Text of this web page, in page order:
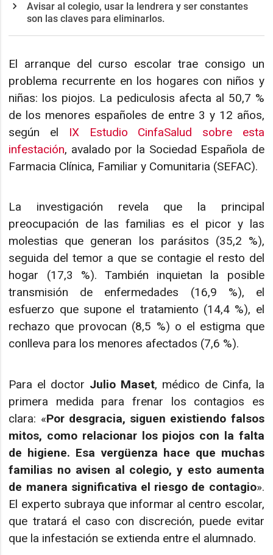
Avisar al colegio, usar la lendrera y ser constantes
son las claves para eliminarlos.
El arranque del curso escolar trae consigo un
problema recurrente en los hogares con niños y
niñas: los piojos. La pediculosis afecta al 50,7 %
de los menores españoles de entre 3 y 12 años,
según el IX Estudio CinfaSalud sobre esta
infestación, avalado por la Sociedad Española de
Farmacia Clínica, Familiar y Comunitaria (SEFAC).
La investigación revela que la principal
preocupación de las familias es el picor y las
molestias que generan los parásitos (35,2 %),
seguida del temor a que se contagie el resto del
hogar (17,3 %). También inquietan la posible
transmisión de enfermedades (16,9 %), el
esfuerzo que supone el tratamiento (14,4 %), el
rechazo que provocan (8,5 %) o el estigma que
conlleva para los menores afectados (7,6 %).
Para el doctor Julio Maset, médico de Cinfa, la
primera medida para frenar los contagios es
clara: «Por desgracia, siguen existiendo falsos
mitos, como relacionar los piojos con la falta
de higiene. Esa vergüenza hace que muchas
familias no avisen al colegio, y esto aumenta
de manera significativa el riesgo de contagio».
El experto subraya que informar al centro escolar,
que tratará el caso con discreción, puede evitar
que la infestación se extienda entre el alumnado.